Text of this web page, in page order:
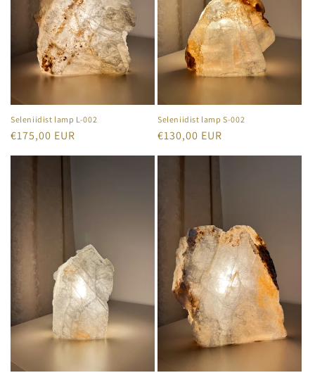
Seleniidist lamp L-002
Tavahind
€175,00 EUR
Seleniidist lamp S-002
Tavahind
€130,00 EUR